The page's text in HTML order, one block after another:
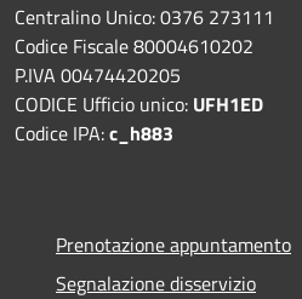
Centralino Unico: 0376 273111
Codice Fiscale 80004610202
P.IVA 00474420205
CODICE Ufficio unico: UFH1ED
Codice IPA:c_h883
Prenotazione appuntamento
Segnalazione disservizio